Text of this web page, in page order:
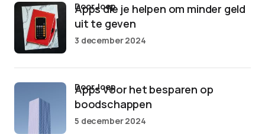
Apps die je helpen om minder geld
uit te geven
door Joep
3 december 2024
Apps voor het besparen op
boodschappen
door Joep
5 december 2024